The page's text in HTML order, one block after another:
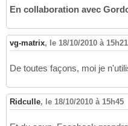
En collaboration avec
vg-matrix, le 18/10/2010 à 15h21
De toutes façons, moi je
Ridculle, le 18/10/2010 à 15h45